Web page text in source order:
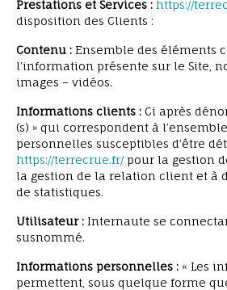
Prestations et Services : https://
disposition des Clients :
Contenu : Ensemble des éléments
l’information présente sur le Site,
images – vidéos.
Informations clients : Ci après
(s) » qui correspondent à
personnelles susceptibles d’être
https://terrecrue.fr/pour la gestion
la gestion de la relation client et à
de statistiques.
Utilisateur : Internaute se
susnommé.
Informations personnelles : « Les
permettent, sous quelque forme